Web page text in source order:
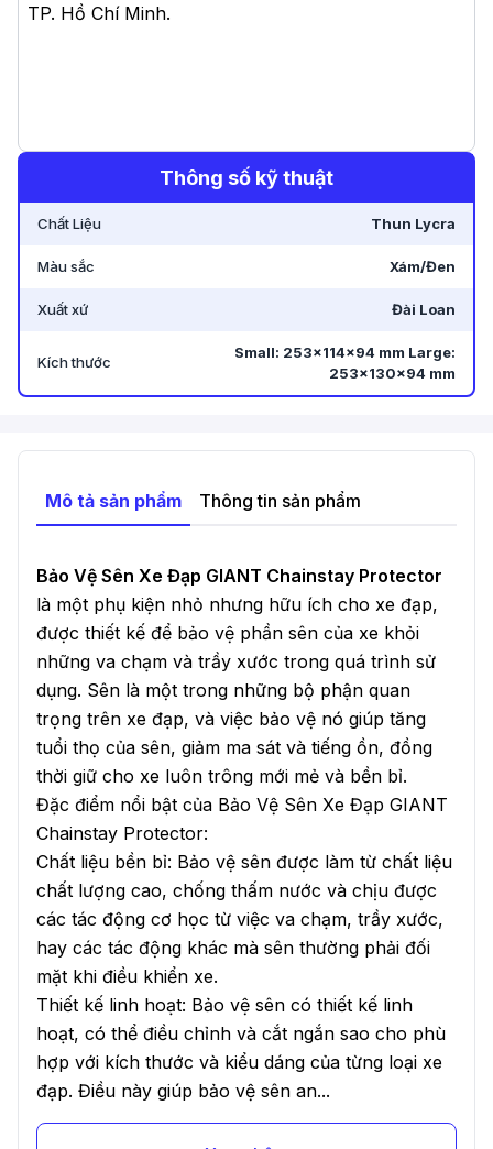
TP. Hồ Chí Minh.
Thông số kỹ thuật
Chất Liệu Thun Lycra
Màu sắc Xám/Đen
Xuất xứ Đài Loan
Kích thước
Small: 253x114x94 mm Large:
253x130x94 mm
Mô tả sản phẩm Thông tin sản phẩm
Bảo Vệ Sên Xe Đạp GIANT Chainstay Protector
là một phụ kiện nhỏ nhưng hữu ích cho xe đạp,
được thiết kế để bảo vệ phần sên của xe khỏi
những va chạm và trầy xước trong quá trình sử
dụng. Sên là một trong những bộ phận quan
trọng trên xe đạp, và việc bảo vệ nó giúp tăng
tuổi thọ của sên, giảm ma sát và tiếng ồn, đồng
thời giữ cho xe luôn trông mới mẻ và bền bỉ.
Đặc điểm nổi bật của Bảo Vệ Sên Xe Đạp GIANT
Chainstay Protector:
Chất liệu bền bỉ: Bảo vệ sên được làm từ chất liệu
chất lượng cao, chống thấm nước và chịu được
các tác động cơ học từ việc va chạm, trầy xước,
hay các tác động khác mà sên thường phải đối
mặt khi điều khiển xe.
Thiết kế linh hoạt: Bảo vệ sên có thiết kế linh
hoạt, có thể điều chỉnh và cắt ngắn sao cho phù
hợp với kích thước và kiểu dáng của từng loại xe
đạp. Điều này giúp bảo vệ sên an...